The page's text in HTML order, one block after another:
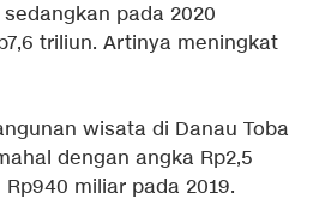
pada 2020
triliun. Artinya meningkat
wisata di Danau Toba
dengan angka Rp2,5
miliar pada 2019.